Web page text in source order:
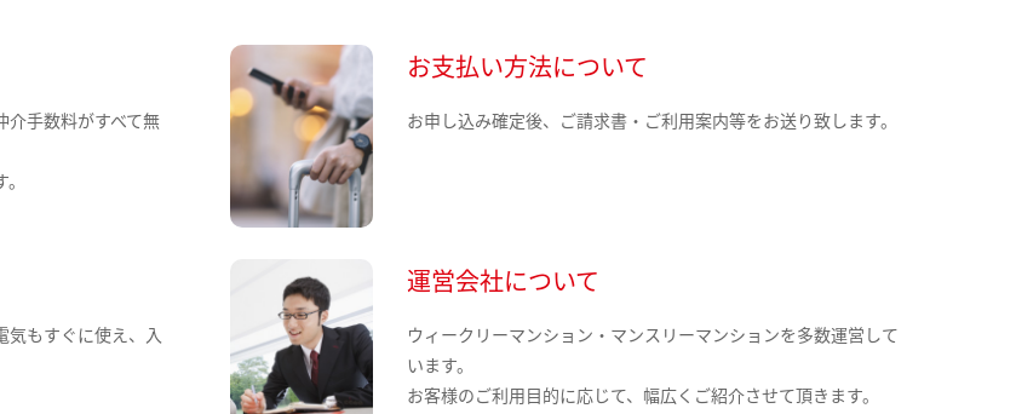
介手数料がすべて無
お支払い方法について
お申し込み確定後、ご請求書・ご利用案内等をお送り致します。
気もすぐに使え、入
運営会社について
ウィークリーマンション・マンスリーマンションを多数運営して
います。
お客様のご利用目的に応じて、幅広くご紹介させて頂きます。